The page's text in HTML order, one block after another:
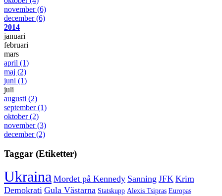
november(6)
december(6)
2014
januari
februari
mars
april (1)
maj (2)
juni (1)
juli
augusti (2)
september(1)
oktober(2)
november(3)
december(2)
Taggar (Etiketter)
Ukraina Mordet på Kennedy Sanning JFK Krim
Demokrati Gula Västarna Statskupp Alexis Tsipras Europas